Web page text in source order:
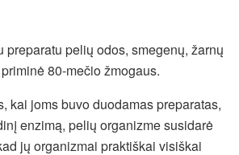
preparatu pelių odos, smegenų, žarnų
80-mečio žmogaus.
kai joms buvo duodamas preparatas,
enzimą, pelių organizme susidarė
jų organizmai praktiškai visiškai